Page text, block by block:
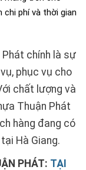
chi phí và thời gian
chính là sự
phục vụ cho
chất lượng và
Thuận Phát
hàng đang có
Hà Giang.
PHÁT: TẠI